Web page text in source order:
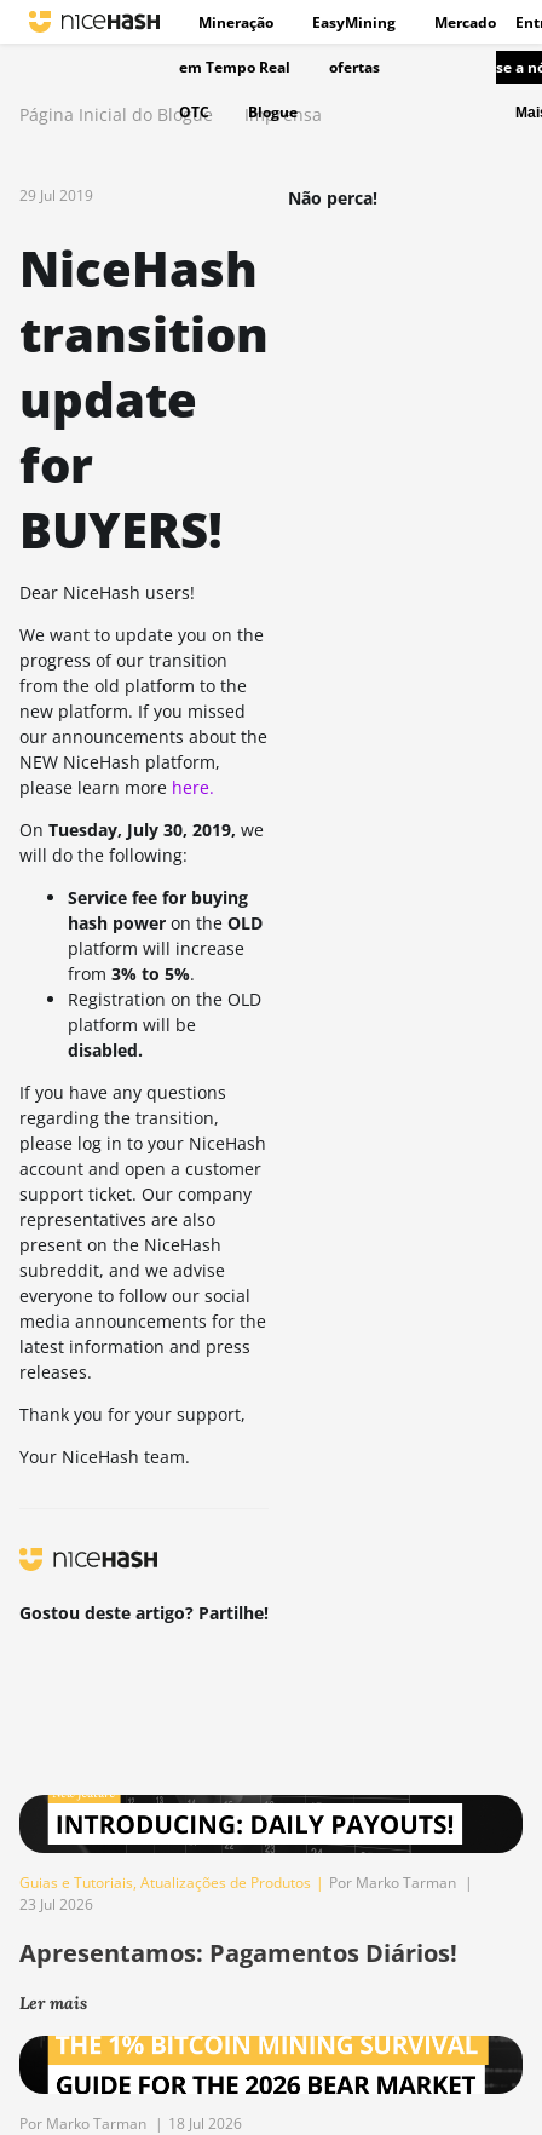
Mineração EasyMining Mercado
em Tempo Real ofertas
OTC Blogue
se a
Página Inicial do Blogue Imprensa
29 Jul 2019
NiceHash
transition
update
for
BUYERS!
Dear NiceHash users!
We want to update you on the
progress of our transition
from the old platform to the
new platform. If you missed
our announcements about the
NEW NiceHash platform,
please learn more here.
On Tuesday, July 30, 2019, we
will do the following:
Service fee for buying
hash power on the OLD
platform will increase
from 3% to 5%.
Registration on the OLD
platform will be
disabled.
If you have any questions
regarding the transition,
please log in to your NiceHash
account and open a customer
support ticket. Our company
representatives are also
present on the NiceHash
subreddit, and we advise
everyone to follow our social
media announcements for the
latest information and press
releases.
Thank you for your support,
Your NiceHash team.
Gostou deste artigo? Partilhe!
Não perca!
Guias e Tutoriais, Atualizações de Produtos | Por Marko Tarman |
23 Jul 2026
Apresentamos: Pagamentos Diários!
Ler mais
Por Marko Tarman | 18 Jul 2026